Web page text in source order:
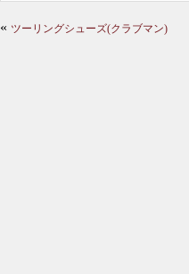
« ツーリングシューズ(クラブマン)